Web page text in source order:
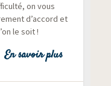
on vous
d’accord et
le soit !
En savoir plus